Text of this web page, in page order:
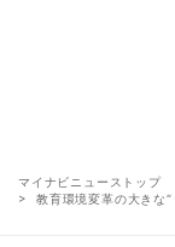
マイナビニューストップ
教育環境変革の大きな